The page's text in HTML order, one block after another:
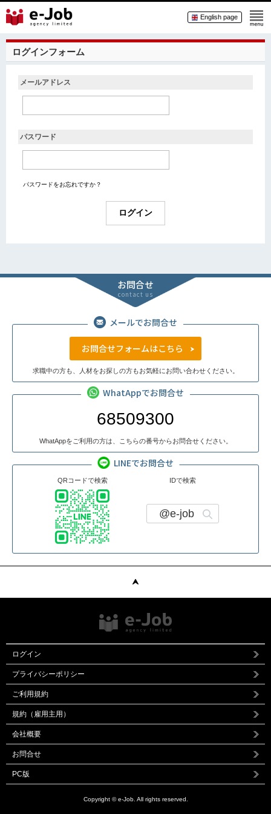
English page
ログインフォーム
メールアドレス
パスワード
パスワードをお忘れですか？
お問合せ
contact us
メールでお問合せ
お問合せフォームはこちら
求職中の方も、人材をお探しの方もお気軽にお問い合わせください。
WhatAppでお問合せ
68509300
WhatAppをご利用の方は、こちらの番号からお問合せください。
LINEでお問合せ
QRコードで検索 IDで検索
@e-job
ログイン
プライバシーポリシー
ご利用規約
規約（雇用主用）
会社概要
お問合せ
PC版
Copyright © e-Job. All rights reserved.